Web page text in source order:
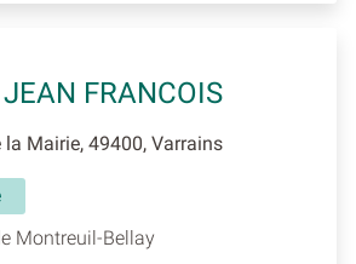
FRANCOIS
la Mairie, 49400, Varrains
Montreuil-Bellay